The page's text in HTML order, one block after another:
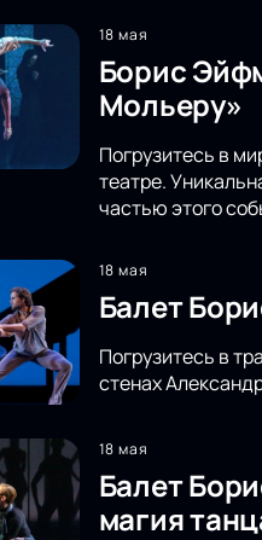
18 мая
Борис
Мольеру»
Погрузитесь в
театре.
частью этого
18 мая
Балет
Погрузитесь в
стенах
18 мая
Балет
магия